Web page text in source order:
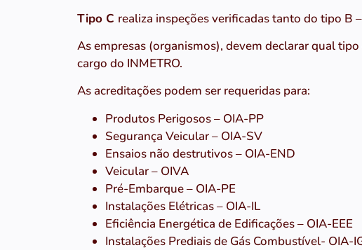
Tipo C realiza inspeções verificadas tanto do tipo B
As empresas (organismos), devem declarar qual
cargo do INMETRO.
As acreditações podem ser requeridas para:
Produtos Perigosos – OIA-PP
Segurança Veicular – OIA-SV
Ensaios não destrutivos – OIA-END
Veicular – OIVA
Pré-Embarque – OIA-PE
Instalações Elétricas – OIA-IL
Eficiência Energética de Edificações – OIA-EEE
Instalações Prediais de Gás Combustível- OIA-